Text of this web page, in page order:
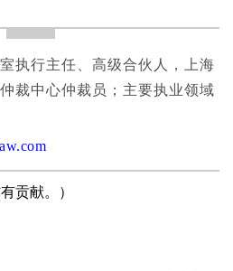
执行主任、高级合伙人，上海
裁中心仲裁员；主要执业领域
贡献。）